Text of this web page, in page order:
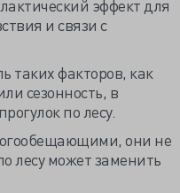
эффект для
и связи с
таких факторов, как
сезонность, в
по лесу.
они не
лесу может заменить